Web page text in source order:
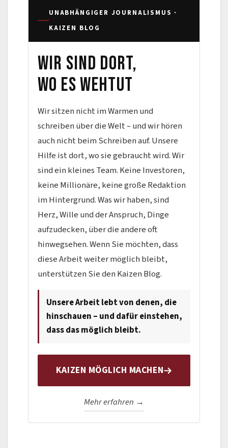
UNABHÄNGIGER JOURNALISMUS ·
KAIZEN BLOG
Wir sind dort,
wo es wehtut
Wir sitzen nicht im Warmen und
schreiben über die Welt – und wir hören
auch nicht beim Schreiben auf. Unsere
Hilfe ist dort, wo sie gebraucht wird. Wir
sind ein kleines Team. Keine Investoren,
keine Millionäre, keine große Redaktion
im Hintergrund. Was wir haben, sind
Herz, Wille und der Anspruch, Dinge
aufzudecken, über die andere oft
hinwegsehen. Wenn Sie möchten, dass
diese Arbeit weiter möglich bleibt,
unterstützen Sie den Kaizen Blog.
Unsere Arbeit lebt von denen, die
hinschauen – und dafür einstehen,
dass das möglich bleibt.
KAIZEN MÖGLICH MACHEN
Mehr erfahren →